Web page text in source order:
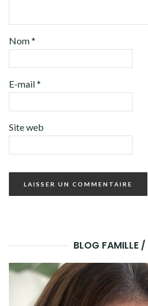
Nom*
E-mail*
Site web
BLOG FAMILLE /